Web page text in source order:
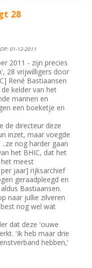
28
01-12-2011
2011 - zijn precies
28 vrijwilligers door
René Bastiaansen
kelder van het
mannen en
een boeketje en
de directeur deze
inzet, maar voegde
nog harder gaan
het BHIC, dat het
meest
jaar] rijksarchief
geraadpleegd en
Bastiaansen.
naar jullie zilveren
nog wel wat
dat deze 'ouwe
'Ik heb maar drie
hebben,'